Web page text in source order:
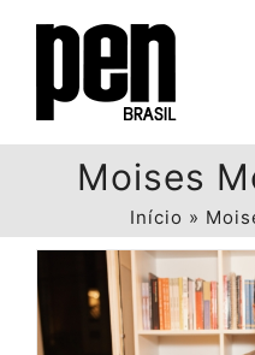
conteúdo
Moises
Início »